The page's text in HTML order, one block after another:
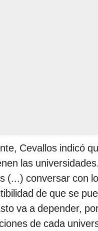
Cevallos indicó
las
(...) conversar con
de que se
va a depender,
de cada